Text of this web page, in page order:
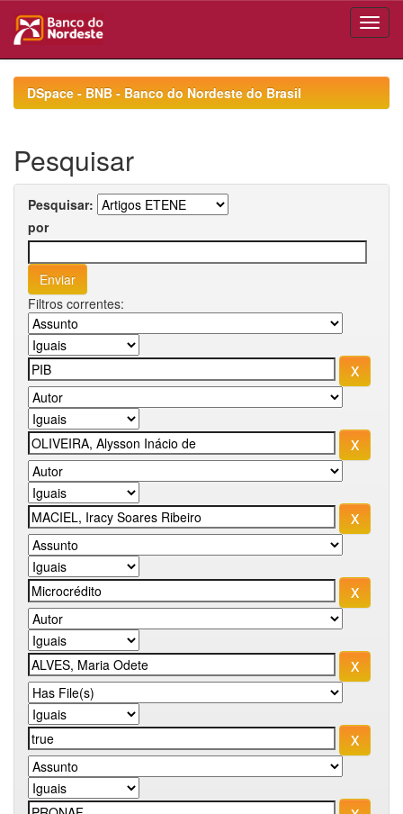
navigationDSpace - BNB - Banco do Nordeste do Brasil
Pesquisar
Pesquisar:
por
Filtros correntes: